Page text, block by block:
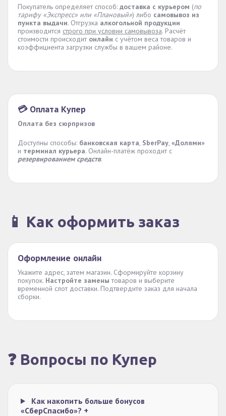
Покупатель определяет способ: доставка с курьером (по
тарифу «Экспресс» или «Плановый») либо самовывоз из
пункта выдачи. Отгрузка алкогольной продукции
производится строго при условии самовывоза. Расчёт
стоимости происходит онлайн с учётом веса товаров и
коэффициента загрузки службы в вашем районе.
💳 Оплата Купер
Оплата без сюрпризов
Доступны способы: банковская карта, SberPay, «Долями»
и терминал курьера. Онлайн-платёж проходит с
резервированием средств.
📱 Как оформить заказ
Оформление онлайн
Укажите адрес, затем магазин. Сформируйте корзину
покупок. Настройте замены товаров и выберите
временной слот доставки. Подтвердите заказ для начала
сборки.
❓ Вопросы по Купер
Как накопить больше бонусов
«СберСпасибо»? +